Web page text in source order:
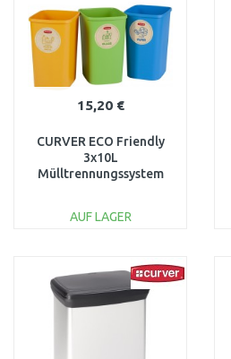
15,20 €
CURVER ECO Friendly
3x10L
Mülltrennungssystem
AUF LAGER
Vergleichen